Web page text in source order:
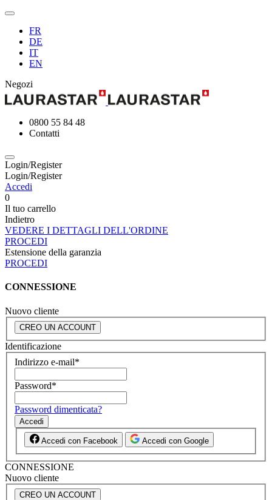
FR
DE
IT
EN
Negozi
0800 55 84 48
Contatti
Login/Register
Login/Register
Accedi
0
Il tuo carrello
Indietro
VEDERE I DETTAGLI DELL'ORDINE
PROCEDI
Estensione della garanzia
PROCEDI
CONNESSIONE
Nuovo cliente
CREO UN ACCOUNT
Identificazione
Indirizzo e-mail*
Password*
Password dimenticata?
Accedi
Accedi con Facebook Accedi con Google
CONNESSIONE
Nuovo cliente
CREO UN ACCOUNT